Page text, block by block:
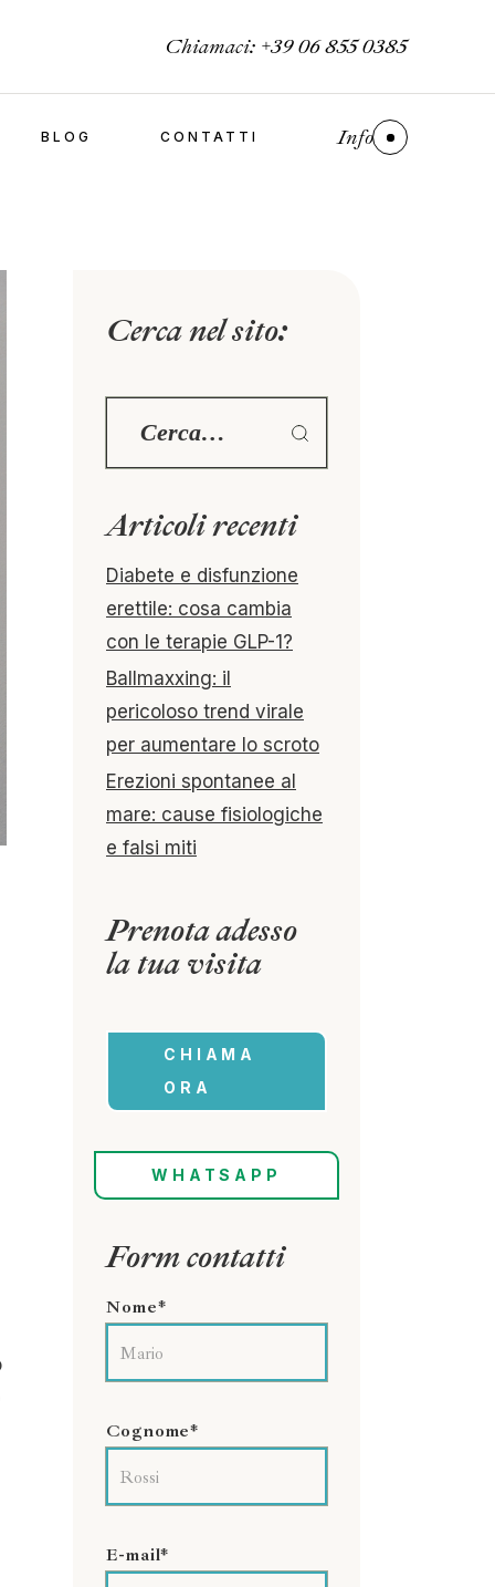
Chiamaci: +39 06 855 0385
BLOG CONTATTI Info
Cerca nel sito:
Articoli recenti
Diabete e disfunzione
erettile: cosa cambia
con le terapie GLP-1?
Ballmaxxing: il
pericoloso trend virale
per aumentare lo scroto
Erezioni spontanee al
mare: cause fisiologiche
e falsi miti
Prenota adesso
la tua visita
CHIAMA
ORA
WHATSAPP
Form contatti
Nome*
Cognome*
E-mail*